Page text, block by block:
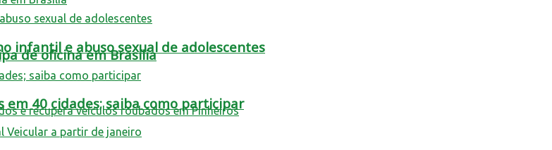
de oficina em Brasília
infantil e abuso sexual de adolescentes
em 40 cidades; saiba como participar